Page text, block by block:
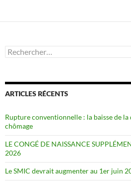
Rechercher :
ARTICLES RÉCENTS
Rupture conventionnelle : la baisse de
chômage
LE CONGÉ DE NAISSANCE
2026
Le SMIC devrait augmenter au 1er juin